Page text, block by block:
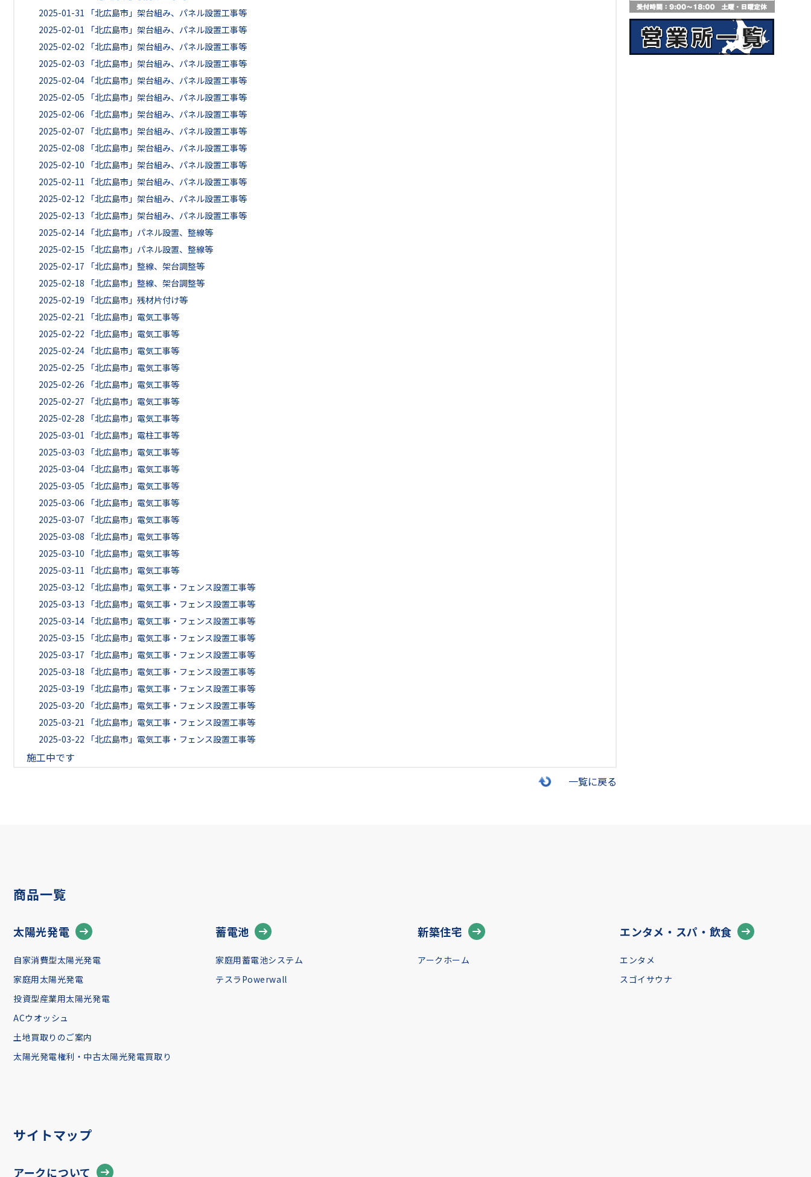
2025-01-31
「北広島市」架台組み、パネル設置工事等
2025-02-01
「北広島市」架台組み、パネル設置工事等
2025-02-02
「北広島市」架台組み、パネル設置工事等
2025-02-03
「北広島市」架台組み、パネル設置工事等
2025-02-04 「北広島市」架台組み、パネル設置工事等
2025-02-05
「北広島市」架台組み、パネル設置工事等
2025-02-06
「北広島市」架台組み、パネル設置工事等
2025-02-07
「北広島市」架台組み、パネル設置工事等
2025-02-08
「北広島市」架台組み、パネル設置工事等
2025-02-10
「北広島市」架台組み、パネル設置工事等
2025-02-11
「北広島市」架台組み、パネル設置工事等
2025-02-12
「北広島市」架台組み、パネル設置工事等
2025-02-13
「北広島市」架台組み、パネル設置工事等
2025-02-14 「北広島市」パネル設置、整線等
2025-02-15
「北広島市」パネル設置、整線等
2025-02-17
「北広島市」整線、架台調整等
2025-02-18
「北広島市」整線、架台調整等
2025-02-19
「北広島市」残材片付け等
2025-02-21
「北広島市」電気工事等
2025-02-22
「北広島市」電気工事等
2025-02-24 「北広島市」電気工事等
2025-02-25
「北広島市」電気工事等
2025-02-26
「北広島市」電気工事等
2025-02-27
「北広島市」電気工事等
2025-02-28
「北広島市」電気工事等
2025-03-01
「北広島市」電柱工事等
2025-03-03
「北広島市」電気工事等
2025-03-04 「北広島市」電気工事等
2025-03-05
「北広島市」電気工事等
2025-03-06
「北広島市」電気工事等
2025-03-07
「北広島市」電気工事等
2025-03-08
「北広島市」電気工事等
2025-03-10
「北広島市」電気工事等
2025-03-11
「北広島市」電気工事等
2025-03-12
「北広島市」電気工事・フェンス設置工事等
2025-03-13
「北広島市」電気工事・フェンス設置工事等
2025-03-14 「北広島市」電気工事・フェンス設置工事等
2025-03-15
「北広島市」電気工事・フェンス設置工事等
2025-03-17
「北広島市」電気工事・フェンス設置工事等
2025-03-18
「北広島市」電気工事・フェンス設置工事等
2025-03-19
「北広島市」電気工事・フェンス設置工事等
2025-03-20
「北広島市」電気工事・フェンス設置工事等
2025-03-21
「北広島市」電気工事・フェンス設置工事等
2025-03-22
「北広島市」電気工事・フェンス設置工事等
施工中です
一覧に戻る
商品一覧
太陽光発電
自家消費型太陽光発電
家庭用太陽光発電
投資型産業用太陽光発電
ACウオッシュ
土地買取りのご案内
太陽光発電権利・中古太陽光発電買取り
蓄電池
家庭用蓄電池システム
テスラPowerwall
新築住宅
アークホーム
エンタメ・スパ・飲食
エンタメ
スゴイサウナ
サイトマップ
アークについて